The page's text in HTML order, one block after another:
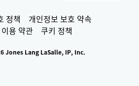
정책
개인정보 보호 약속
용 약관
쿠키 정책
Jones Lang LaSalle, IP, Inc.